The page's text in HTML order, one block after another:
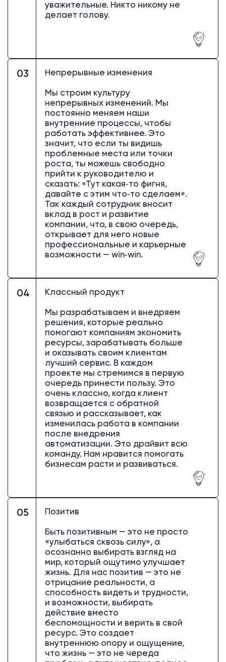
уважительные. Никто никому не
делает голову.
03 Непрерывные изменения
Мы строим культуру
непрерывных изменений. Мы
постоянно меняем наши
внутренние процессы, чтобы
работать эффективнее. Это
значит, что если ты видишь
проблемные места или точки
роста, ты можешь свободно
прийти к руководителю и
сказать: «Тут какая‑то фигня,
давайте с этим что‑то сделаем».
Так каждый сотрудник вносит
вклад в рост и развитие
компании, что, в свою очередь,
открывает для него новые
профессиональные и карьерные
возможности — win‑win.
04 Классный продукт
Мы разрабатываем и внедряем
решения, которые реально
помогают компаниям экономить
ресурсы, зарабатывать больше
и оказывать своим клиентам
лучший сервис. В каждом
проекте мы стремимся в первую
очередь принести пользу. Это
очень классно, когда клиент
возвращается с обратной
связью и рассказывает, как
изменилась работа в компании
после внедрения
автоматизации. Это драйвит всю
команду. Нам нравится помогать
бизнесам расти и развиваться.
05 Позитив
Быть позитивным — это не просто
«улыбаться сквозь силу», а
осознанно выбирать взгляд на
мир, который ощутимо улучшает
жизнь. Для нас позитив — это не
отрицание реальности, а
способность видеть и трудности,
и возможности, выбирать
действие вместо
беспомощности и верить в свой
ресурс. Это создает
внутреннюю опору и ощущение,
что жизнь — это не череда